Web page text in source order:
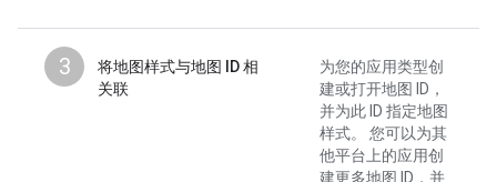
3
将地图样式与地图 ID 相
关联
为您的应用类型创
建或打开地图 ID，
并为此 ID 指定地图
样式。 您可以为其
他平台上的应用创
建更多地图 ID，并